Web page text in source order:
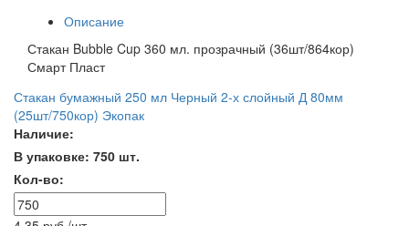
Описание
Стакан Bubble Cup 360 мл. прозрачный (36шт/864кор)
Смарт Пласт
Стакан бумажный 250 мл Черный 2-х слойный Д 80мм
(25шт/750кор) Экопак
Наличие:
В упаковке: 750 шт.
Кол-во: